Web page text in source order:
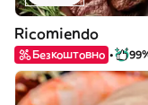
Ricomiendo
Безкоштовно